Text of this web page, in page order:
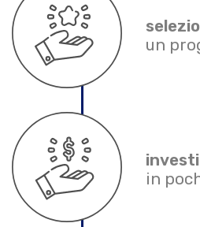
un
in